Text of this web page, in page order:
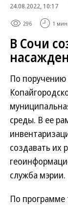
24.08.2022, 10:17
296 1 мин.
В Сочи
По поручению
среды. В ее
создавать их
служба мэрии.
По программе